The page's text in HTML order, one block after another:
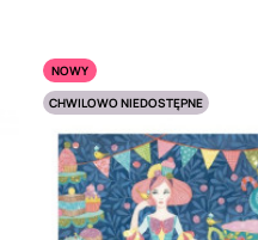
NOWY
CHWILOWO NIEDOSTĘPNE